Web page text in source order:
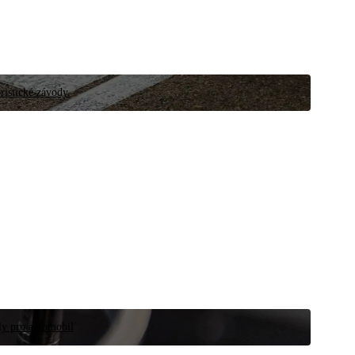
závody.
pro automobil